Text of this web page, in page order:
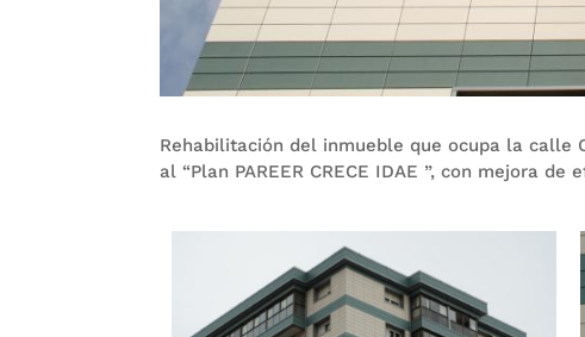
Rehabilitación del inmueble que ocupa la calle
al “Plan PAREER CRECE IDAE ”, con mejora de